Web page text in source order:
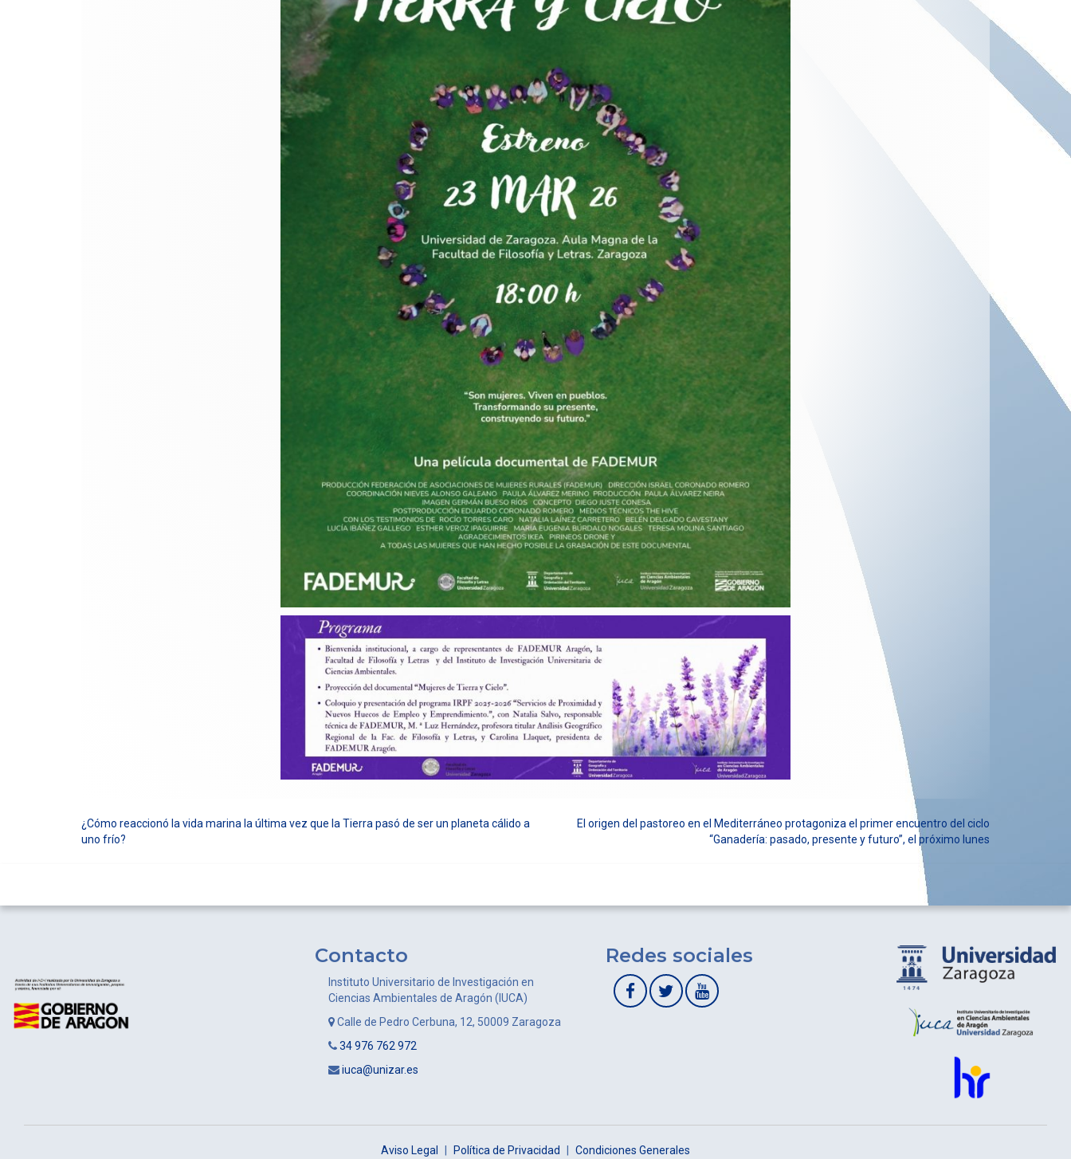
Navegación
¿Cómo reaccionó la vida marina la última vez que la Tierra pasó de ser un planeta cálido a
uno frío?
El origen del pastoreo en el Mediterráneo protagoniza el primer encuentro del ciclo
“Ganadería: pasado, presente y futuro”, el próximo lunes
Contacto
Instituto Universitario de Investigación en
Ciencias Ambientales de Aragón (IUCA)
Calle de Pedro Cerbuna, 12, 50009 Zaragoza
34 976 762 972
iuca@unizar.es
Redes sociales
Aviso Legal Política de Privacidad Condiciones Generales